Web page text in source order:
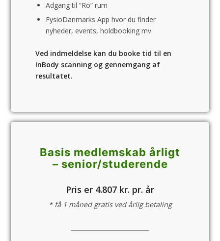
Adgang til ”Ro” rum
FysioDanmarks App hvor du finder
nyheder, events, holdbooking mv.
Ved indmeldelse kan du booke tid til en
InBody scanning og gennemgang af
resultatet.
Basis medlemskab årligt
– senior/­studerende
Pris er 4.807 kr. pr. år
* få 1 måned gratis ved årlig betaling